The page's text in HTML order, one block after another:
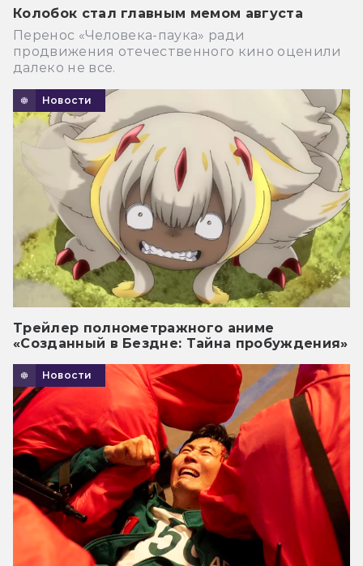
Колобок стал главным мемом августа
Перенос «Человека-паука» ради
продвижения отечественного кино оценили
далеко не все.
Новости
Трейлер полнометражного аниме
«Созданный в Бездне: Тайна пробуждения»
Новости